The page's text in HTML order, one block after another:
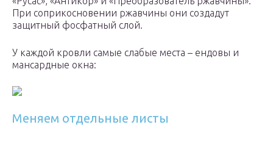
При соприкосновении ржавчины они создадут
защитный фосфатный слой.
У каждой кровли самые слабые места – ендовы и
мансардные окна:
Меняем отдельные листы